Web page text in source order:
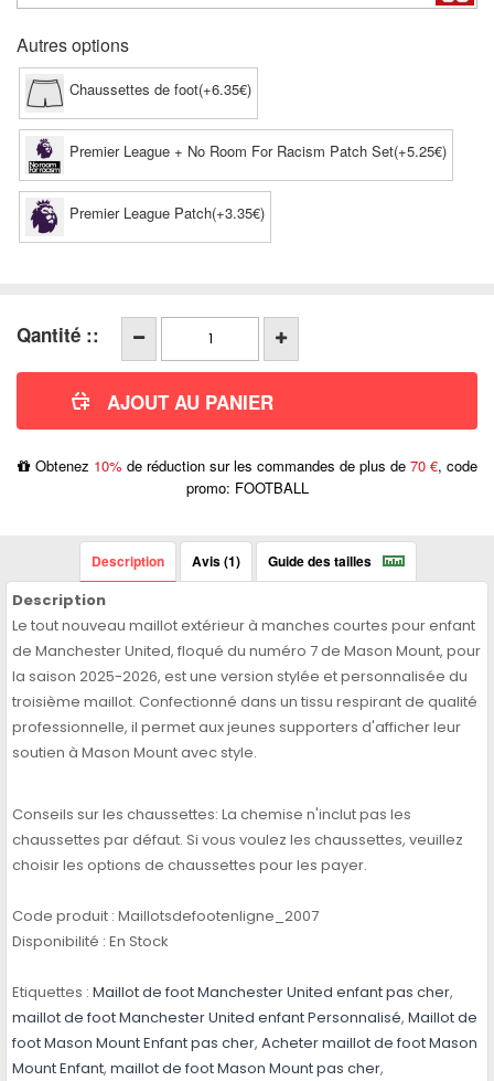
Autres options
Chaussettes de foot(+6.35€)
Premier League + No Room For Racism Patch Set(+5.25€)
Premier League Patch(+3.35€)
Qantité ::
Obtenez 10% de réduction sur les commandes de plus de 70 €, code
promo: FOOTBALL
Description Avis (1) Guide des tailles
Description
Le tout nouveau maillot extérieur à manches courtes pour enfant
de Manchester United, floqué du numéro 7 de Mason Mount, pour
la saison 2025-2026, est une version stylée et personnalisée du
troisième maillot. Confectionné dans un tissu respirant de qualité
professionnelle, il permet aux jeunes supporters d'afficher leur
soutien à Mason Mount avec style.
Conseils sur les chaussettes: La chemise n'inclut pas les
chaussettes par défaut. Si vous voulez les chaussettes, veuillez
choisir les options de chaussettes pour les payer.
Code produit : Maillotsdefootenligne_2007
Disponibilité : En Stock
Etiquettes : Maillot de foot Manchester United enfant pas cher,
maillot de foot Manchester United enfant Personnalisé, Maillot de
foot Mason Mount Enfant pas cher, Acheter maillot de foot Mason
Mount Enfant, maillot de foot Mason Mount pas cher,